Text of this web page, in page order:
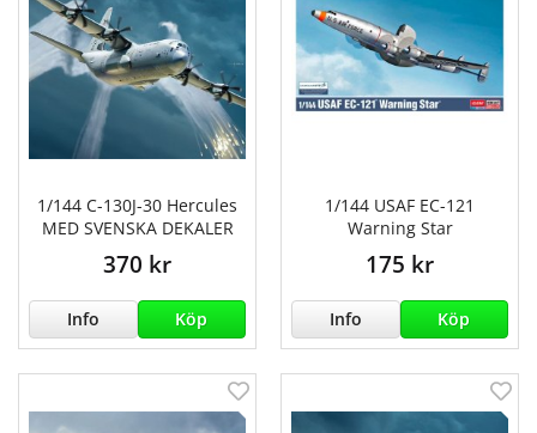
1/144 C-130J-30 Hercules
MED SVENSKA DEKALER
370 kr
Info Köp
1/144 USAF EC-121
Warning Star
175 kr
Info Köp